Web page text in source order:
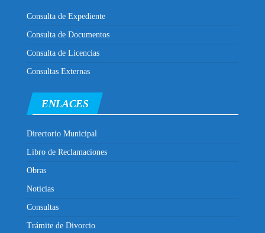
Consulta de Expediente
Consulta de Documentos
Consulta de Licencias
Consultas Externas
ENLACES
Directorio Municipal
Libro de Reclamaciones
Obras
Noticias
Consultas
Trámite de Divorcio